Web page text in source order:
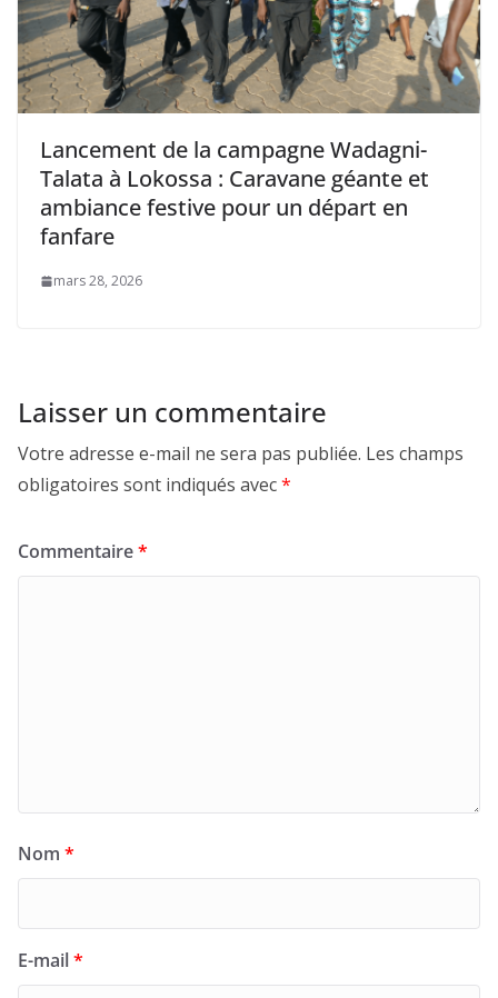
‎Lancement de la campagne Wadagni-
Talata à Lokossa : Caravane géante et
ambiance festive pour un départ en
fanfare
mars 28, 2026
Laisser un commentaire
Votre adresse e-mail ne sera pas publiée. Les champs
obligatoires sont indiqués avec*
Commentaire*
Nom *
E-mail*